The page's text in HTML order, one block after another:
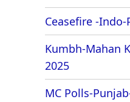
Ceasefire -Indo-
Kumbh-Mahan
2025
MC Polls-